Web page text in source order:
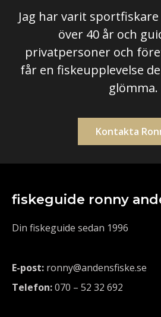
Jag har varit
över 40 år och
privatpersoner och
får en fiskeupplevelse
glömma.
Kontakta
fiskeguide ronny
Din fiskeguide sedan 1996
E-post: ronny@andensfiske.se
Telefon:070 – 52 32 692